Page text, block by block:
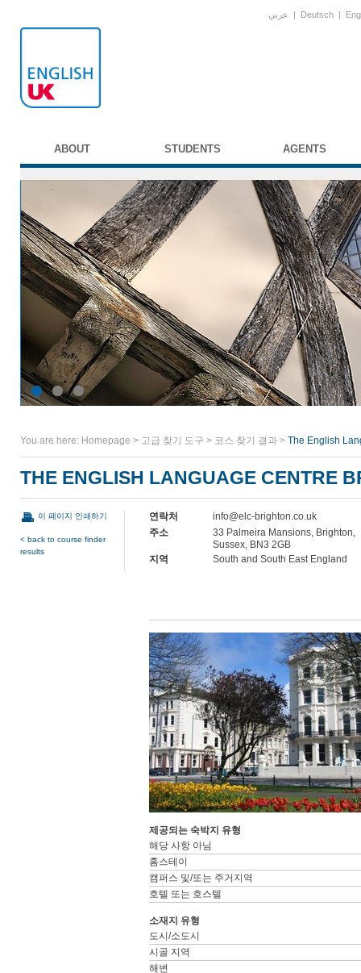
عربي | Deutsch |
ABOUT STUDENTS AGENTS
You are here: Homepage > 고급 찾기 도구 > 코스 찾기 결과 > The English
THE ENGLISH LANGUAGE CENTRE
이 페이지 인쇄하기
< back to course finder
results
연락처
info@elc-brighton.co.uk
주소
33 Palmeira Mansions, Brighton,
Sussex, BN3 2GB
지역
South and South East England
제공되는 숙박지 유형
해당 사항 아님
홈스테이
캠퍼스 및/또는 주거지역
호텔 또는 호스텔
소재지 유형
도시/소도시
시골 지역
해변